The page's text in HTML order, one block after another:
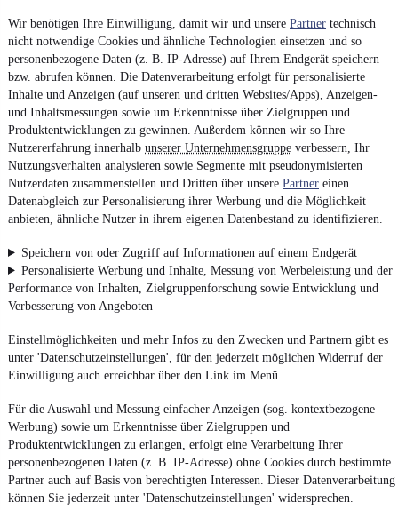
Wir benötigen Ihre Einwilligung, damit wir und unsere Partner technisch
nicht notwendige Cookies und ähnliche Technologien einsetzen und so
personenbezogene Daten (z. B. IP-Adresse) auf Ihrem Endgerät speichern
bzw. abrufen können. Die Datenverarbeitung erfolgt für personalisierte
Inhalte und Anzeigen (auf unseren und dritten Websites/Apps), Anzeigen-
und Inhaltsmessungen sowie um Erkenntnisse über Zielgruppen und
Produktentwicklungen zu gewinnen. Außerdem können wir so Ihre
Nutzererfahrung innerhalb unserer Unternehmensgruppe verbessern, Ihr
Nutzungsverhalten analysieren sowie Segmente mit pseudonymisierten
Nutzerdaten zusammenstellen und Dritten über unsere Partner einen
Datenabgleich zur Personalisierung ihrer Werbung und die Möglichkeit
anbieten, ähnliche Nutzer in ihrem eigenen Datenbestand zu identifizieren.
Speichern von oder Zugriff auf Informationen auf einem Endgerät
Personalisierte Werbung und Inhalte, Messung von Werbeleistung und der
Performance von Inhalten, Zielgruppenforschung sowie Entwicklung und
Verbesserung von Angeboten
Einstellmöglichkeiten und mehr Infos zu den Zwecken und Partnern gibt es
unter 'Datenschutzeinstellungen', für den jederzeit möglichen Widerruf der
Einwilligung auch erreichbar über den Link im Menü.
Für die Auswahl und Messung einfacher Anzeigen (sog. kontextbezogene
Werbung) sowie um Erkenntnisse über Zielgruppen und
Produktentwicklungen zu erlangen, erfolgt eine Verarbeitung Ihrer
personenbezogenen Daten (z. B. IP-Adresse) ohne Cookies durch bestimmte
Partner auch auf Basis von berechtigten Interessen. Dieser Datenverarbeitung
können Sie jederzeit unter 'Datenschutzeinstellungen' widersprechen.
Darstellung